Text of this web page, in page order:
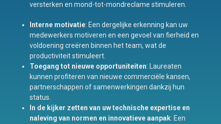
versterken en mond-tot-mondreclame stimuleren.
Interne motivatie: Een dergelijke erkenning kan uw
medewerkers motiveren en een gevoel van fierheid en
voldoening creëren binnen het team, wat de
productiviteit stimuleert.
Toegang tot nieuwe opportuniteiten: Laureaten
kunnen profiteren van nieuwe commerciële kansen,
partnerschappen of samenwerkingen dankzij hun
status.
In de kijker zetten van uw technische expertise en
naleving van normen en innovatieve aanpak: Een